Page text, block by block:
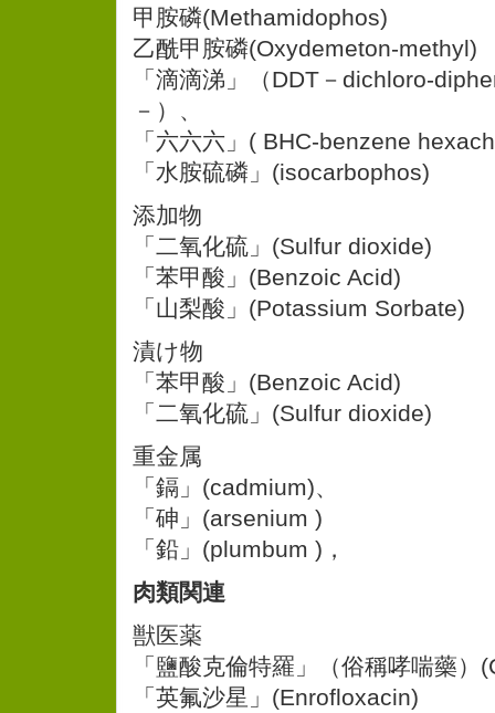
甲胺磷(Methamidophos)
乙酰甲胺磷(Oxydemeton-methyl)
「滴滴涕」（DDT－dichloro-
－）、
「六六六」( BHC-benzene
「水胺硫磷」(isocarbophos)
添加物
「二氧化硫」(Sulfur dioxide)
「苯甲酸」(Benzoic Acid)
「山梨酸」(Potassium Sorbate)
漬け物
「苯甲酸」(Benzoic Acid)
「二氧化硫」(Sulfur dioxide)
重金属
「鎘」(cadmium)、
「砷」(arsenium )
「鉛」(plumbum )，
肉類関連
獣医薬
「鹽酸克倫特羅」（俗稱哮喘藥）
「英氟沙星」(Enrofloxacin)